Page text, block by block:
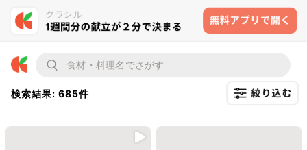
検索結果: 685件